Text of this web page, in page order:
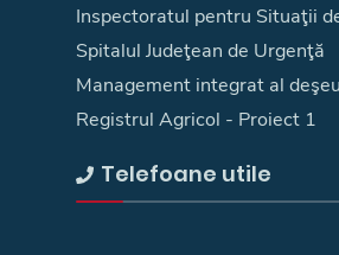
Inspectoratul pentru Situaţii
Spitalul Judeţean de Urgenţă
Management integrat al
Registrul Agricol - Proiect 1
Telefoane utile